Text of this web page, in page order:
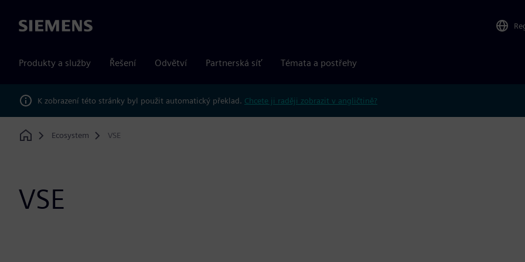
Siemens
Produkty a služby Řešení Odvětví Partnerská síť Témata a postřehy
K zobrazení této stránky byl použit automatický překlad. Chcete ji raději zobrazit v angličtině?
Home
Ecosystem VSE
VSE